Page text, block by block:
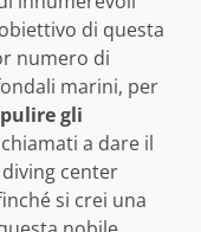
di questa
numero di
marini, per
gli
a dare il
center
si crei una